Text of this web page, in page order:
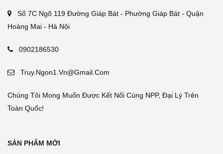
Số 7C Ngõ 119 Đường Giáp Bát - Phường Giáp Bát - Quận
Hoàng Mai - Hà Nội
0902186530
Truy.ngon1.vn@gmail.com
Chúng Tôi Mong Muốn Được Kết Nối Cùng NPP, Đại Lý Trên
Toàn Quốc!
SẢN PHẨM MỚI